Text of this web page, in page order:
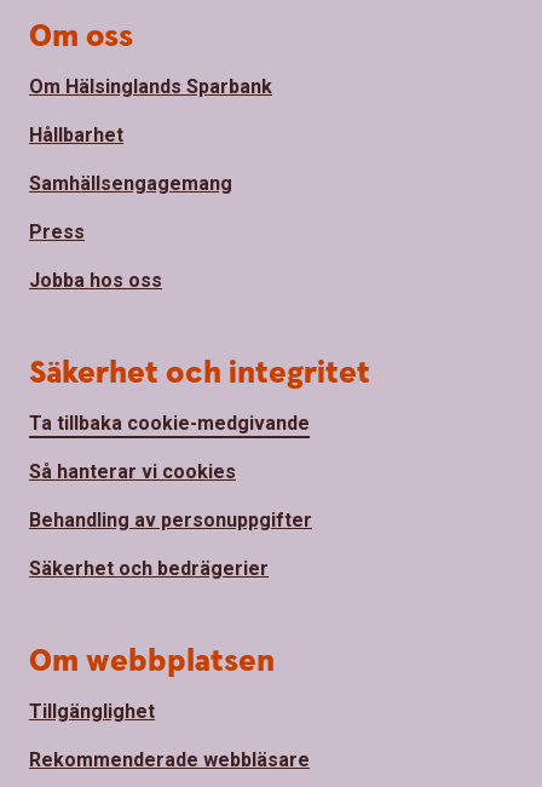
Om oss
Om Hälsinglands Sparbank
Hållbarhet
Samhällsengagemang
Press
Jobba hos oss
Säkerhet och integritet
Ta tillbaka cookie-medgivande
Så hanterar vi cookies
Behandling av personuppgifter
Säkerhet och bedrägerier
Om webbplatsen
Tillgänglighet
Rekommenderade webbläsare